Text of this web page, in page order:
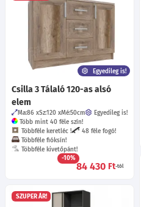
Egyedileg is!
Csilla 3 Tálaló 120-as alsó
elem
Ma:86 Sz:120 Mé:50cm
Egyedileg is!
Több mint 40 féle szín!
Többféle keretléc !
48 féle fogó!
Többféle fióksín!
Többféle kivetőpánt!
-10%
84 430 Ft-tól
SZUPER ÁR!